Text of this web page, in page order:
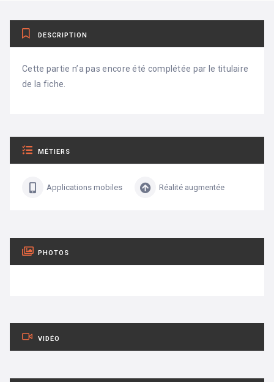
DESCRIPTION
Cette partie n’a pas encore été complétée par le titulaire
de la fiche.
MÉTIERS
Applications mobiles Réalité augmentée
PHOTOS
VIDÉO